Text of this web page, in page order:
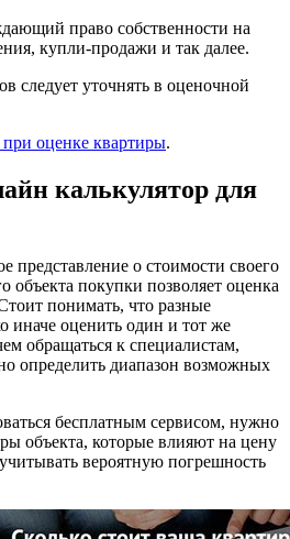
право собственности на
купли-продажи и так далее.
следует уточнять в оценочной
оценке квартиры.
калькулятор для
представление о стоимости своего
объекта покупки позволяет оценка
понимать, что разные
иначе оценить один и тот же
обращаться к специалистам,
определить диапазон возможных
бесплатным сервисом, нужно
объекта, которые влияют на цену
вероятную погрешность